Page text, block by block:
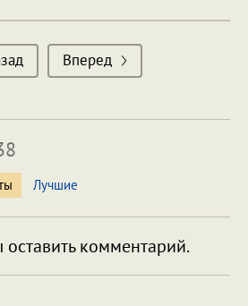
Вперед
Лучшие
оставить комментарий.